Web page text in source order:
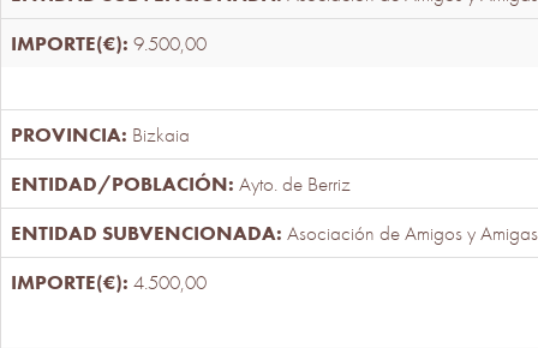
9.500,00
Bizkaia
Ayto. de Berriz
Asociación de Amigos y
4.500,00